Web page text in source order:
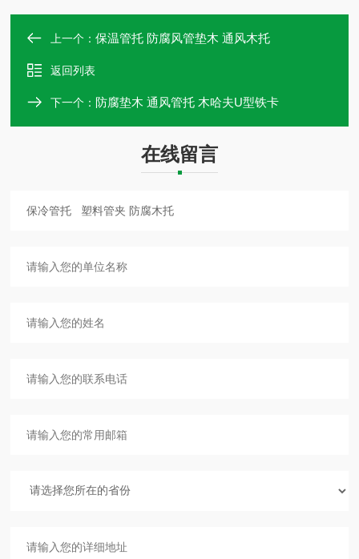
上一个：保温管托 防腐风管垫木 通风木托
返回列表
下一个： 防腐垫木 通风管托 木哈夫U型铁卡
在线留言